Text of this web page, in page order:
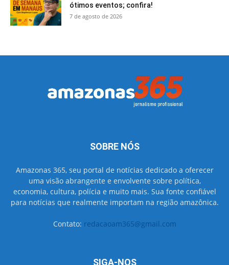
ótimos eventos; confira!
7 de agosto de 2026
SOBRE NÓS
Amazonas 365, seu portal de notícias dedicado a oferecer
uma visão abrangente e envolvente sobre política,
economia, cultura, polícia e muito mais. Sua fonte confiável
para notícias que realmente importam na região amazônica.
Contato: redacaoam365@gmail.com
SIGA-NOS